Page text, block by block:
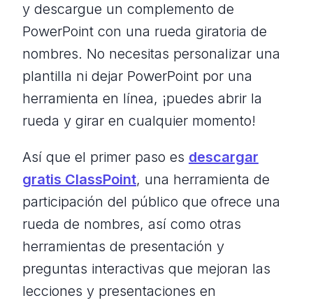
y descargue un complemento de
PowerPoint con una rueda giratoria de
nombres. No necesitas personalizar una
plantilla ni dejar PowerPoint por una
herramienta en línea, ¡puedes abrir la
rueda y girar en cualquier momento!
Así que el primer paso es descargar
gratis ClassPoint, una herramienta de
participación del público que ofrece una
rueda de nombres, así como otras
herramientas de presentación y
preguntas interactivas que mejoran las
lecciones y presentaciones en